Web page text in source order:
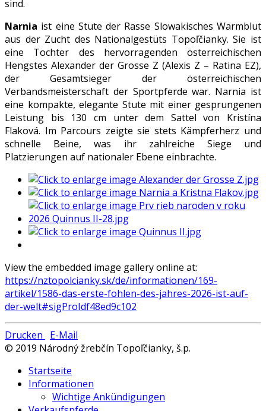
sind.
Narnia ist eine Stute der Rasse Slowakisches Warmblut
aus der Zucht des Nationalgestüts Topoľčianky. Sie ist
eine Tochter des hervorragenden österreichischen
Hengstes Alexander der Grosse Z (Alexis Z – Ratina EZ),
der Gesamtsieger der österreichischen
Verbandsmeisterschaft der Sportpferde war. Narnia ist
eine kompakte, elegante Stute mit einer gesprungenen
Leistung bis 130 cm unter dem Sattel von Kristína
Flaková. Im Parcours zeigte sie stets Kämpferherz und
schnelle Beine, was ihr zahlreiche Siege und
Platzierungen auf nationaler Ebene einbrachte.
View the embedded image gallery online at:
https://nztopolcianky.sk/de/informationen/169-
artikel/1586-das-erste-fohlen-des-jahres-2026-ist-auf-
der-welt#sigProIdf48ed9c102
Drucken
E-Mail
© 2019 Národný žrebčín Topoľčianky, š.p.
Startseite
Informationen
Wichtige Ankündigungen